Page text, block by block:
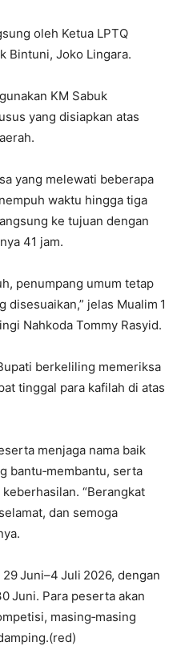
oleh Ketua LPTQ
Bintuni, Joko Lingara.
KM Sabuk
yang disiapkan atas
yang melewati beberapa
waktu hingga tiga
ke tujuan dengan
41 jam.
penumpang umum tetap
disesuaikan,” jelas Mualim 1
Nahkoda Tommy Rasyid.
berkeliling memeriksa
tinggal para kafilah di atas
menjaga nama baik
bantu‑membantu, serta
“Berangkat
dan semoga
Juni–4 Juli 2026, dengan
Juni. Para peserta akan
masing‑masing